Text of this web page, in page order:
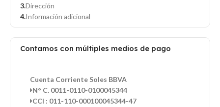
Dirección
Información adicional
Contamos con múltiples medios de pago
Cuenta Corriente Soles BBVA
N° C. 0011-0110-0100045344
CCI : 011-110-000100045344-47